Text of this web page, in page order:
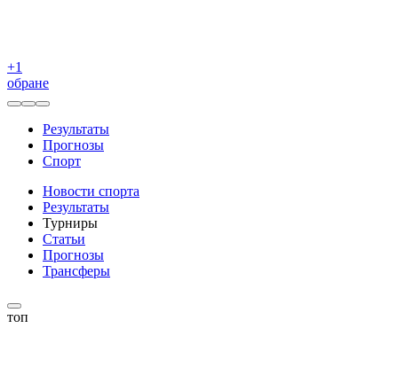
+1
обране
Результаты
Прогнозы
Спорт
Новости спорта
Результаты
Турниры
Статьи
Прогнозы
Трансферы
топ